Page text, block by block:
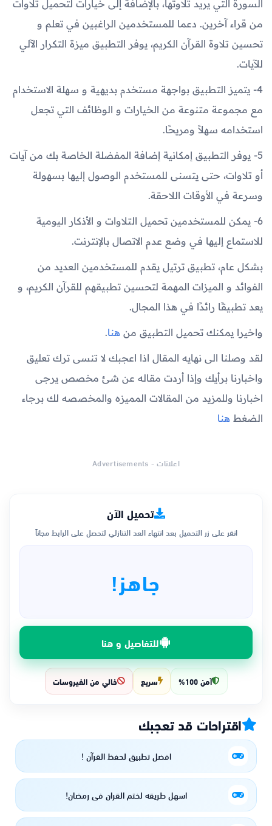
السورة التي يريد تلاوتها، بالإضافة إلى خيارات لتحميل تلاوات
من قراء آخرين. دعما للمستخدمين الراغبين في تعلم و
تحسين تلاوة القرآن الكريم، يوفر التطبيق ميزة التكرار الآلي
للآيات.
4- يتميز التطبيق بواجهة مستخدم بديهية و سهلة الاستخدام
مع مجموعة متنوعة من الخيارات و الوظائف التي تجعل
استخدامه سهلاً ومريحًا.
5- يوفر التطبيق إمكانية إضافة المفضلة الخاصة بك من آيات
أو تلاوات، حتى يتسنى للمستخدم الوصول إليها بسهولة
وسرعة في الأوقات اللاحقة.
6- يمكن للمستخدمين تحميل التلاوات و الأذكار اليومية
للاستماع إليها في وضع عدم الاتصال بالإنترنت.
بشكل عام، تطبيق ترتيل يقدم للمستخدمين العديد من
الفوائد و الميزات المهمة لتحسين تطبيقهم للقرآن الكريم، و
يعد تطبيقًا رائدًا في هذا المجال.
واخيرا يمكنك تحميل التطبيق من هنا.
لقد وصلنا الى نهايه المقال اذا اعجبك لا تنسى ترك تعليق
واخبارنا برأيك وإذا أردت مقاله عن شئ مخصص يرجى
اخبارنا وللمزيد من المقالات المميزه والمخصصه لك برجاء
الضغط هنا
اعلانات - Advertisements
تحميل الآن
انقر على زر التحميل بعد انتهاء العد التنازلي لتحصل على الرابط مجاناً
جاهز!
للتفاصيل و هنا
آمن 100% سريع خالي من الفيروسات
اقتراحات قد تعجبك
افضل تطبيق لحفظ القرآن !
اسهل طريقه لختم القران في رمضان!